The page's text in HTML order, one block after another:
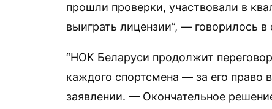
прошли проверки, участвовали в
выиграть лицензии”, — говорилось
“НОК Беларуси продолжит
каждого спортсмена — за его право
заявлении. — Окончательное